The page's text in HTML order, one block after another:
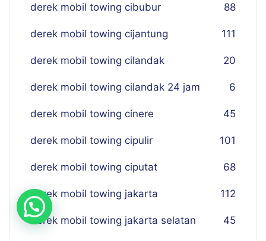
derek mobil towing cibubur 88
derek mobil towing cijantung 111
derek mobil towing cilandak 20
derek mobil towing cilandak 24 jam 6
derek mobil towing cinere 45
derek mobil towing cipulir 101
derek mobil towing ciputat 68
derek mobil towing jakarta 112
derek mobil towing jakarta selatan 45